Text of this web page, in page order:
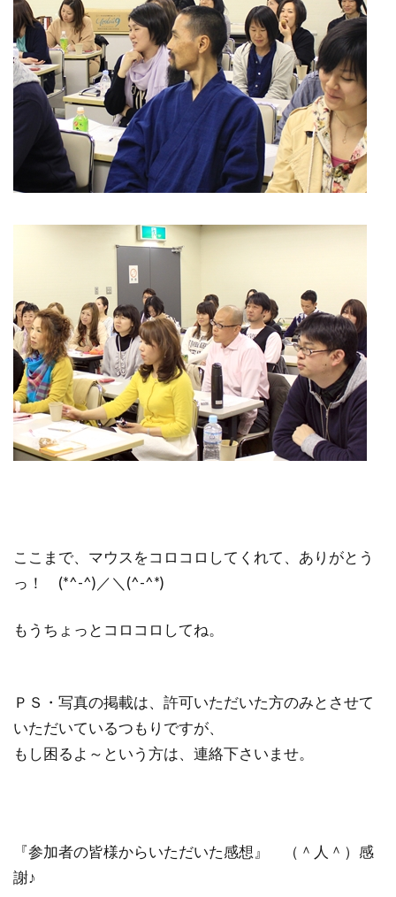
ここまで、マウスをコロコロしてくれて、ありがとう
っ！ (*^-^)／＼(^-^*)
もうちょっとコロコロしてね。
ＰＳ・写真の掲載は、許可いただいた方のみとさせて
いただいているつもりですが、
もし困るよ～という方は、連絡下さいませ。
『参加者の皆様からいただいた感想』 （＾人＾）感
謝♪